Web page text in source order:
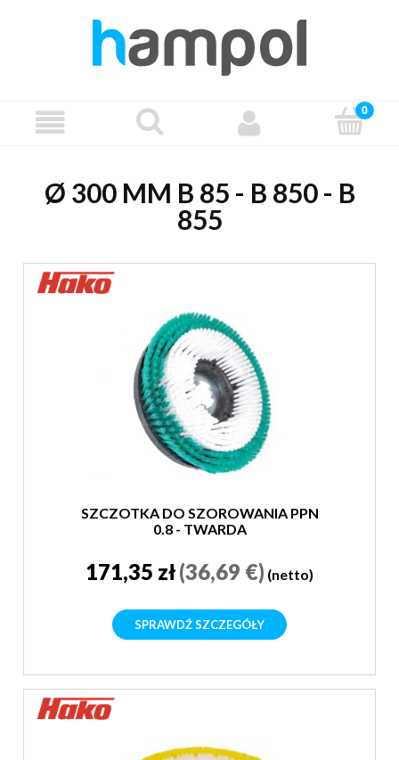
Ø 300 MM B 85 - B 850 - B
855
SZCZOTKA DO SZOROWANIA PPN
0,8 - TWARDA
171,35 zł(36,69 €) (netto)
SPRAWDŹ SZCZEGÓŁY